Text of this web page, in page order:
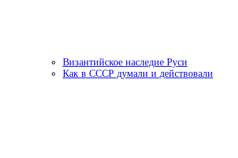
Византийское наследие Руси
Как в СССР думали и действовали